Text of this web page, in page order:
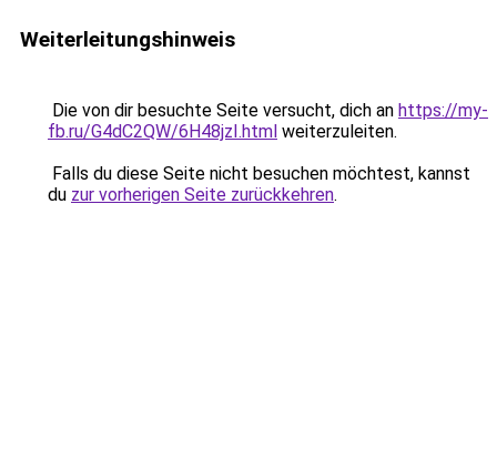
Weiterleitungshinweis
Die von dir besuchte Seite versucht, dich an https://my-
fb.ru/G4dC2QW/6H48jzI.html weiterzuleiten.
Falls du diese Seite nicht besuchen möchtest, kannst
du zur vorherigen Seite zurückkehren.